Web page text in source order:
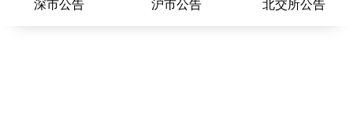
深市公告 沪市公告 北交所公告